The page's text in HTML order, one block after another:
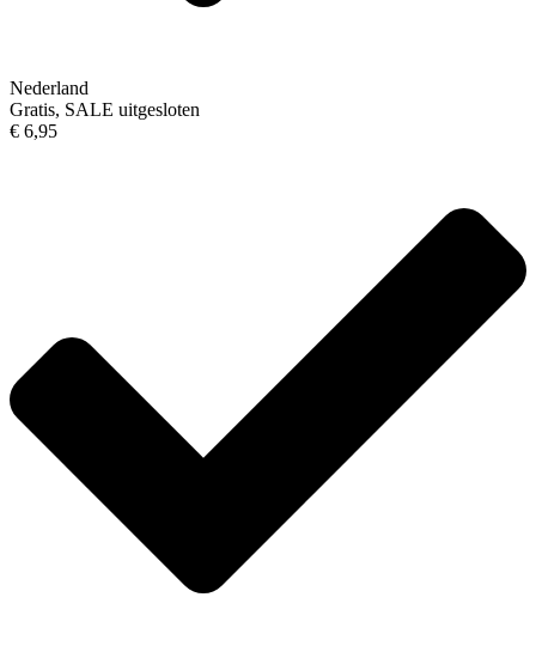
Nederland
Gratis, SALE uitgesloten
€ 6,95